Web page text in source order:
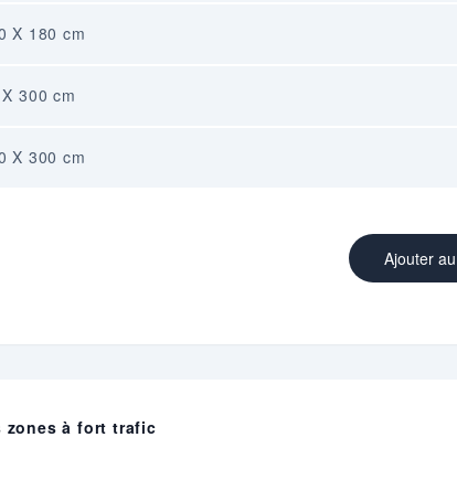
X 180 cm
300 cm
X 300 cm
Ajouter
zones à fort trafic